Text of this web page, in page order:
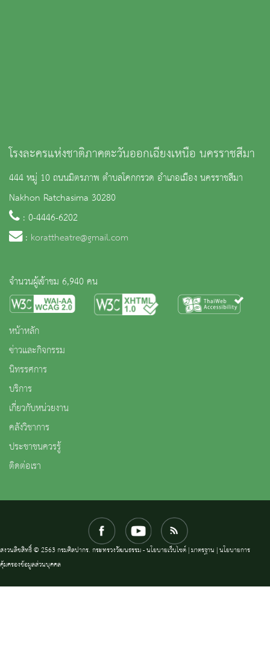
โรงละครแห่งชาติภาคตะวันออกเฉียงเหนือ นครราชสีมา
444 หมู่ 10 ถนนมิตรภาพ ตำบลโคกกรวด อำเภอเมือง นครราชสีมา
Nakhon Ratchasima 30280
: 0-4446-6202
: korattheatre@gmail.com
จำนวนผู้เข้าชม 6,940 คน
หน้าหลัก
ข่าวและกิจกรรม
นิทรรศการ
บริการ
เกี่ยวกับหน่วยงาน
คลังวิชาการ
ประชาชนควรรู้
ติดต่อเรา
สงวนลิขสิทธิ์ © 2563 กรมศิลปากร. กระทรวงวัฒนธรรม -นโยบายเว็บไซต์|มาตรฐาน |นโยบายการ
คุ้มครองข้อมูลส่วนบุคคล